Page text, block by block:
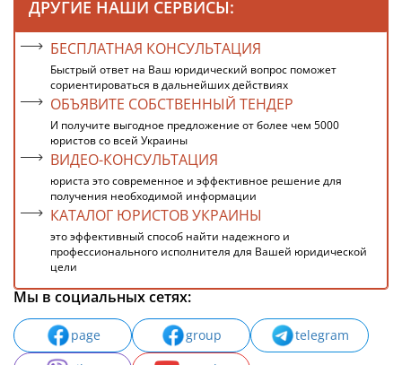
ДРУГИЕ НАШИ СЕРВИСЫ:
БЕСПЛАТНАЯ КОНСУЛЬТАЦИЯ
Быстрый ответ на Ваш юридический вопрос поможет
сориентироваться в дальнейших действиях
ОБЪЯВИТЕ СОБСТВЕННЫЙ ТЕНДЕР
И получите выгодное предложение от более чем 5000
юристов со всей Украины
ВИДЕО-КОНСУЛЬТАЦИЯ
юриста это современное и эффективное решение для
получения необходимой информации
КАТАЛОГ ЮРИСТОВ УКРАИНЫ
это эффективный способ найти надежного и
профессионального исполнителя для Вашей юридической
цели
Мы в социальных сетях:
page group
telegram